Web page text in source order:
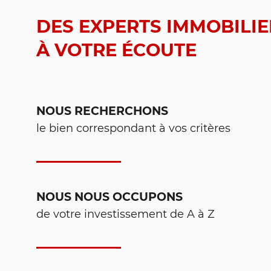
DES EXPERTS
À VOTRE ÉCOUTE
NOUS RECHERCHONS
le bien correspondant à vos critères
NOUS NOUS OCCUPONS
de votre investissement de A à Z